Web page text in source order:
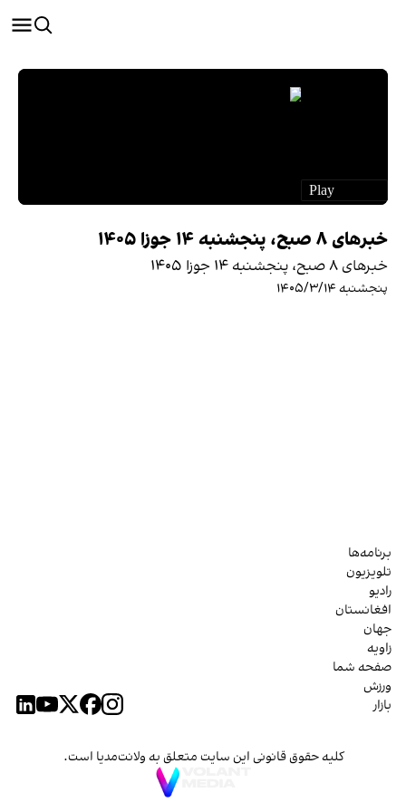
خبرهای ۸ صبح، پنجشنبه ۱۴ جوزا ۱۴۰۵
خبرهای ۸ صبح، پنجشنبه ۱۴ جوزا ۱۴۰۵
پنجشنبه ۱۴۰۵/۳/۱۴
برنامه‌ها
تلویزیون
رادیو
افغانستان
جهان
زاویه
صفحه شما
ورزش
بازار
کلیه حقوق قانونی این سایت متعلق به ولانت‌مدیا است.